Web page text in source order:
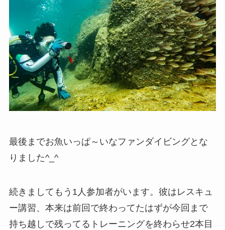
最後までお魚いっぱ～いなファンダイビングとな
りました^_^
続きましてもう1人参加者がいます。彼はレスキュ
ー講習、本来は前回で終わってたはずが今回まで
持ち越しで残ってるトレーニングを終わらせ2本目